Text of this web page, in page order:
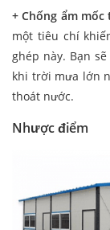
+ Chống ẩm mốc
một tiêu chí
ghép này. Bạn
khi trời mưa lớn
thoát nước.
Nhược điểm